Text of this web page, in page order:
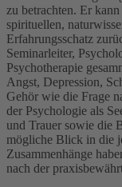
zu betrachten. Er
spirituellen,
Erfahrungsschatz
Seminarleiter,
Psychotherapie
Angst, Depression,
Gehör wie die Frage
der Psychologie als
und Trauer sowie die
mögliche Blick in die
Zusammenhänge
nach der